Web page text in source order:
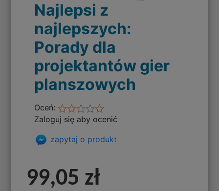
Najlepsi z
najlepszych:
Porady dla
projektantów gier
planszowych
Oceń:
Zaloguj się aby ocenić
zapytaj o produkt
99,05 zł